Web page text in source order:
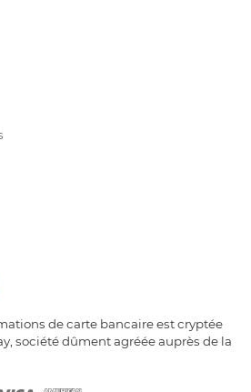
de carte bancaire est cryptée
société dûment agréée auprès de la